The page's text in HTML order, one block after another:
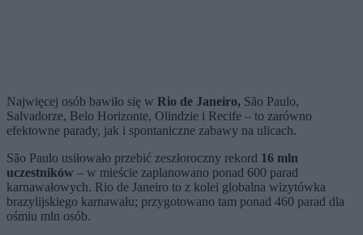
Najwięcej osób bawiło się w Rio de Janeiro, São Paulo,
Salvadorze, Belo Horizonte, Olindzie i Recife – to zarówno
efektowne parady, jak i spontaniczne zabawy na ulicach.
São Paulo usiłowało przebić zeszłoroczny rekord 16 mln
uczestników – w mieście zaplanowano ponad 600 parad
karnawałowych. Rio de Janeiro to z kolei globalna wizytówka
brazylijskiego karnawału; przygotowano tam ponad 460 parad dla
ośmiu mln osób.